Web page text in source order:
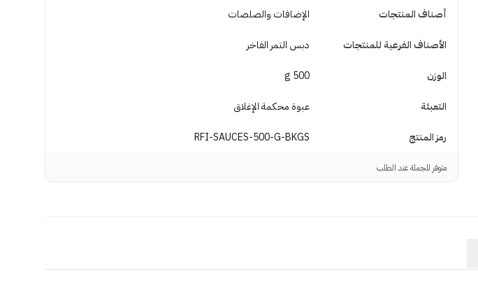
أصناف المنتجات الإضافات والصلصات
الأصناف الفرعية للمنتجات دبس التمر الفاخر
الوزن 500 g
التعبئة عبوة محكمة الإغلاق
رمز المنتج RFI-SAUCES-500-G-BKGS
متوفر للجملة عند الطلب